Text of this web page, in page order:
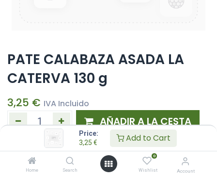
Price:
3,25 € Add to Cart
Home Search
0
Wishlist Account
PATE CALABAZA ASADA LA
CATERVA 130 g
3,25 € IVA Incluido
AÑADIR A LA CESTA
Añadir a lista de deseos